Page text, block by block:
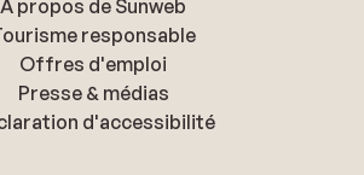
À propos de Sunweb
responsable
Offres d'emploi
Presse & médias
d'accessibilité